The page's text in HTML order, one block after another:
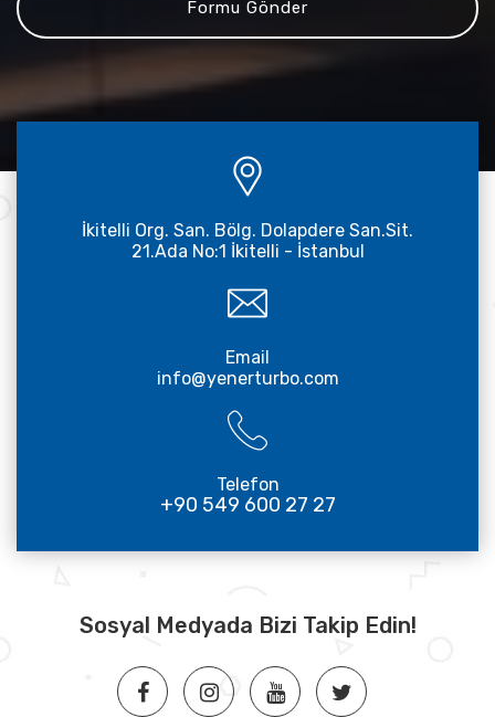
İkitelli Org. San. Bölg. Dolapdere San.Sit.
21.Ada No:1 İkitelli - İstanbul
Email
info@yenerturbo.com
Telefon
+90 549 600 27 27
Sosyal Medyada Bizi Takip Edin!